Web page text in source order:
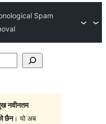
Spam
नवीनतम
छैन। यो अब